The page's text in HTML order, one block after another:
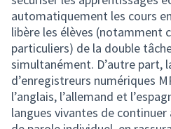
automatiquement les cours
libère les élèves (notamment
particuliers) de la double
simultanément. D’autre part,
d’enregistreurs numériques
l’anglais, l’allemand et
langues vivantes de